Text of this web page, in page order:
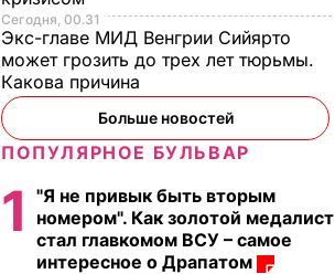
Сегодня, 00.31
Экс-главе МИД Венгрии Сийярто
может грозить до трех лет тюрьмы.
Какова причина
Больше новостей
ПОПУЛЯРНОЕ БУЛЬВАР
1
"Я не привык быть вторым
номером". Как золотой медалист
стал главкомом ВСУ – самое
интересное о Драпатом